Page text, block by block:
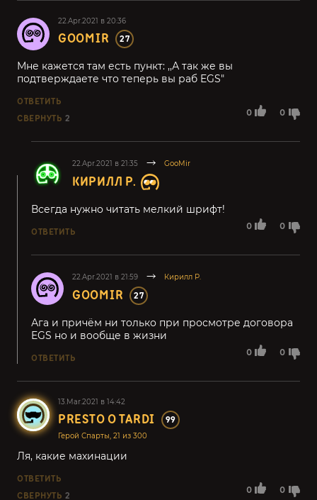
22.Apr.2021 в 20:36
GOOMIR 27
0 0
Мне кажется там есть пункт: ,,А так же вы
подтверждаете что теперь вы раб EGS"
ОТВЕТИТЬ
СВЕРНУТЬ 2
22.Apr.2021 в 21:35 GooMir
КИРИЛЛ Р.
0 0
Всегда нужно читать мелкий шрифт!
ОТВЕТИТЬ
22.Apr.2021 в 21:59 Кирилл Р.
GOOMIR 27
0 0
Ага и причём ни только при просмотре договора
EGS но и вообще в жизни
ОТВЕТИТЬ
13.Mar.2021 в 14:42
PRESTO O TARDI 99
Герой Спарты, 21 из 300
0 0
Ля, какие махинации
ОТВЕТИТЬ
СВЕРНУТЬ 2